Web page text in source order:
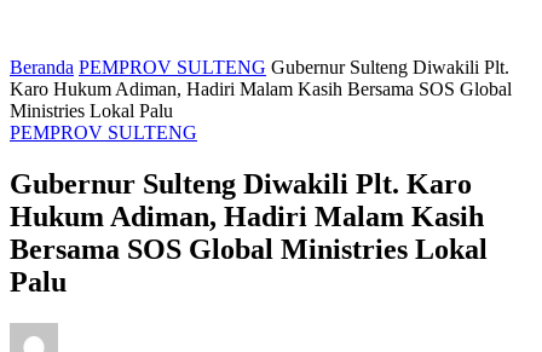
Beranda PEMPROV SULTENG Gubernur Sulteng Diwakili Plt.
Karo Hukum Adiman, Hadiri Malam Kasih Bersama SOS Global
Ministries Lokal Palu
PEMPROV SULTENG
Gubernur Sulteng Diwakili Plt. Karo
Hukum Adiman, Hadiri Malam Kasih
Bersama SOS Global Ministries Lokal
Palu